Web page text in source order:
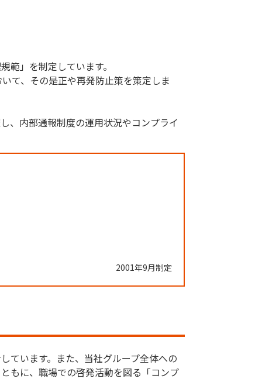
範」を制定しています。
て、その是正や再発防止策を策定しま
、内部通報制度の運用状況やコンプライ
2001年9月制定
ています。また、当社グループ全体への
もに、職場での啓発活動を図る「コンプ